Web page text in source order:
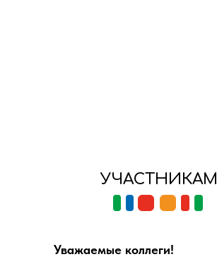
УЧАСТНИКАМ
Уважаемые коллеги!